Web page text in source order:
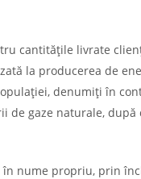
cantităţile livrate
la producerea de
denumiţi în
de gaze naturale,
nume propriu, prin